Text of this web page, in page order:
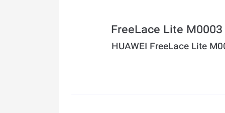
HUAWEI FreeLace Lite